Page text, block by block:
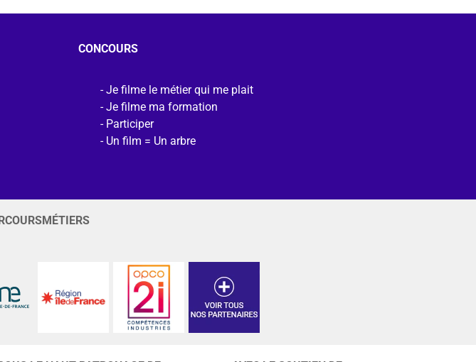
CONCOURS
Je filme le métier qui me plait
Je filme ma formation
Participer
Un film = Un arbre